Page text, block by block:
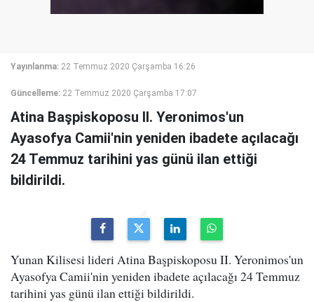
Yayınlanma: 22 Temmuz 2020 Çarşamba 16:26
Güncelleme: 22 Temmuz 2020 Çarşamba 17:07
Atina Başpiskoposu II. Yeronimos'un
Ayasofya Camii'nin yeniden ibadete açılacağı
24 Temmuz tarihini yas günü ilan ettiği
bildirildi.
Yunan Kilisesi lideri Atina Başpiskoposu II. Yeronimos'un
Ayasofya Camii'nin yeniden ibadete açılacağı 24 Temmuz
tarihini yas günü ilan ettiği bildirildi.